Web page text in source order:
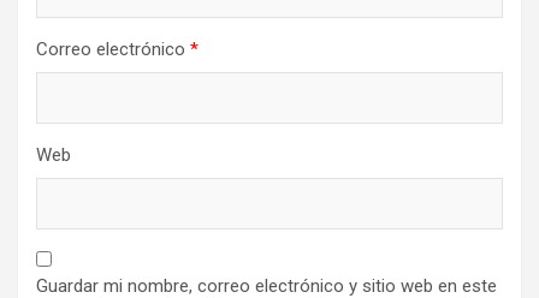
Correo electrónico *
Web
Guardar mi nombre, correo electrónico y sitio web en este